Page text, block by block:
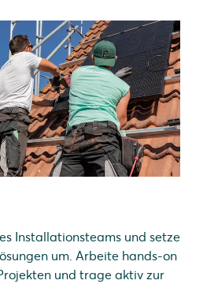
Installationsteams und setze
um. Arbeite hands-on
und trage aktiv zur